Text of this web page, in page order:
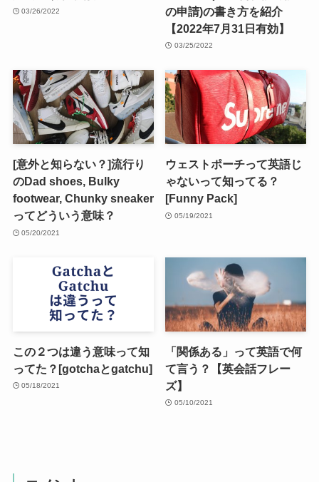
03/26/2022
の申請)の書き方を紹介
【2022年7月31日有効】
03/25/2022
[意外と知らない？]流行り
のDad shoes, Bulky
footwear, Chunky sneaker
ってどういう意味？
05/20/2021
ウェストポーチって英語じ
ゃないって知ってる？
[Funny Pack]
05/19/2021
この２つは違う意味って知
ってた？[gotchaとgatchu]
05/18/2021
「関係ある」って英語で何
て言う？【英会話フレー
ズ】
05/10/2021